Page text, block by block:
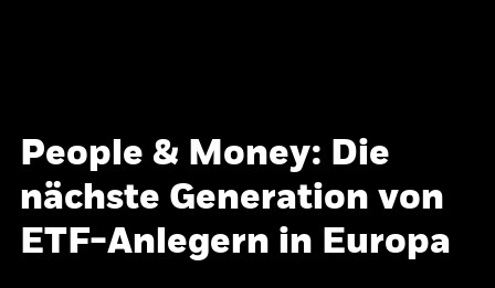
People & Money: Die
nächste Generation von
ETF-Anlegern in Europa